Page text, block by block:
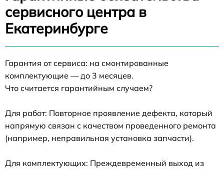
сервисного центра в
Екатеринбурге
Гарантия от сервиса: на смонтированные
комплектующие — до 3 месяцев.
Что считается гарантийным случаем?
Для работ: Повторное проявление дефекта, который
напрямую связан с качеством проведенного ремонта
(например, неправильная установка запчасти).
Для комплектующих: Преждевременный выход из